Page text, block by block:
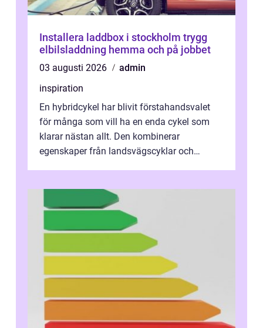
Installera laddbox i stockholm trygg
elbilsladdning hemma och på jobbet
03 augusti 2026
admin
inspiration
En hybridcykel har blivit förstahandsvalet
för många som vill ha en enda cykel som
klarar nästan allt. Den kombinerar
egenskaper från landsvägscyklar och